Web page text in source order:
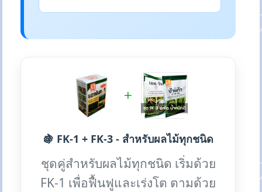
+
🍇 FK-1 + FK-3 - สำหรับผลไม้ทุกชนิด
ชุดคู่สำหรับผลไม้ทุกชนิด เริ่มด้วย
FK-1 เพื่อฟื้นฟูและเร่งโต ตามด้วย